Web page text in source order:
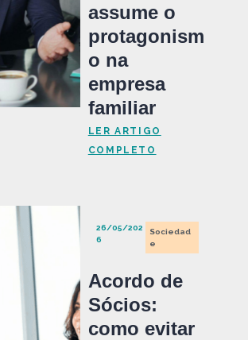
assume o
protagonism
o na
empresa
familiar
LER ARTIGO
COMPLETO
26/05/202
6
Sociedad
e
Acordo de
Sócios:
como evitar